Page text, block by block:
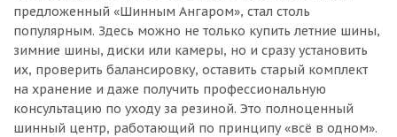
предложенный «Шинным Ангаром», стал столь
популярным. Здесь можно не только купить летние шины,
зимние шины, диски или камеры, но и сразу установить
их, проверить балансировку, оставить старый комплект
на хранение и даже получить профессиональную
консультацию по уходу за резиной. Это полноценный
шинный центр, работающий по принципу «всё в одном».